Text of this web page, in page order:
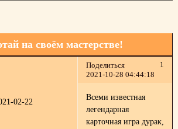
на своём мастерстве!
Поделиться
1
2021-10-28 04:44:18
02-22
Всеми известная
легендарная
карточная игра дурак,